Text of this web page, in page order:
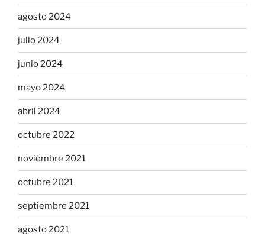
agosto 2024
julio 2024
junio 2024
mayo 2024
abril 2024
octubre 2022
noviembre 2021
octubre 2021
septiembre 2021
agosto 2021